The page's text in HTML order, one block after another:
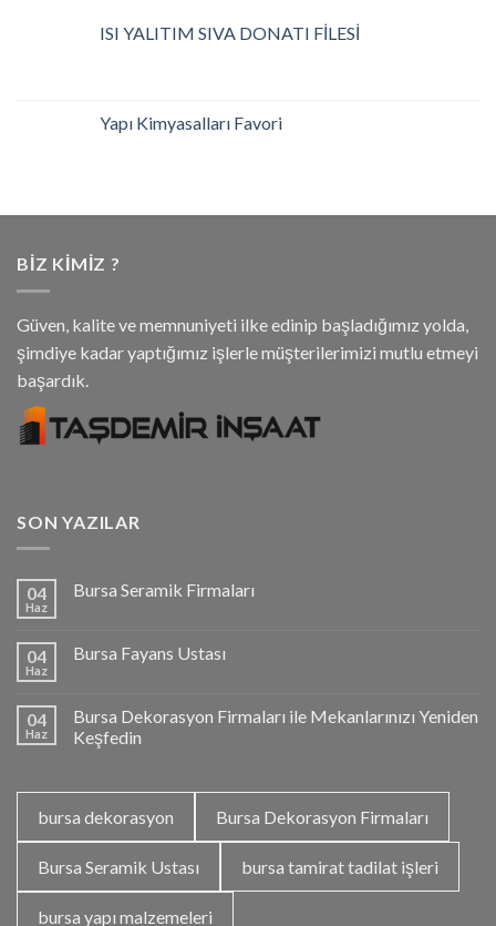
ISI YALITIM SIVA DONATI FİLESİ
Yapı Kimyasalları Favori
BIZ KIMIZ ?
Güven, kalite ve memnuniyeti ilke edinip başladığımız yolda,
şimdiye kadar yaptığımız işlerle müşterilerimizi mutlu etmeyi
başardık.
SON YAZILAR
04
Haz
Bursa Seramik Firmaları
04
Haz
Bursa Fayans Ustası
04
Haz
Bursa Dekorasyon Firmaları ile Mekanlarınızı Yeniden
Keşfedin
bursa dekorasyon Bursa Dekorasyon Firmaları
Bursa Seramik Ustası bursa tamirat tadilat işleri
bursa yapı malzemeleri